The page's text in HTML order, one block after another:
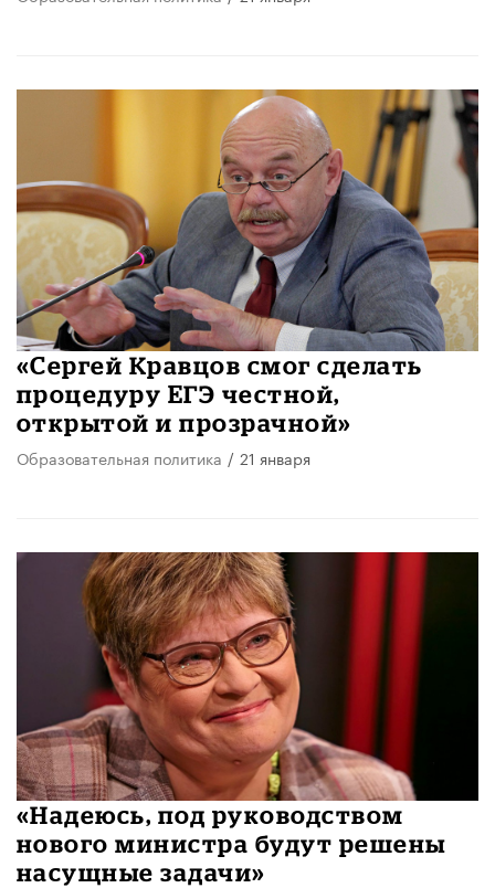
«Сергей Кравцов смог сделать
процедуру ЕГЭ честной,
открытой и прозрачной»
Образовательная политика / 21 января
«Надеюсь, под руководством
нового министра будут решены
насущные задачи»